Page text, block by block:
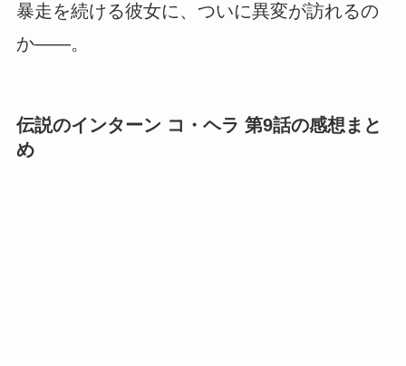
暴走を続ける彼女に、ついに異変が訪れるの
か――。
伝説のインターン コ・ヘラ 第9話の感想まと
め